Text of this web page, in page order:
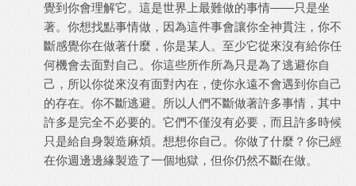
覺到你會理解它。這是世界上最難做的事情——只是坐
著。你想找點事情做，因為這件事會讓你全神貫注，你不
斷感覺你在做著什麼，你是某人。至少它從來沒有給你任
何機會去面對自己。你這些所作所為只是為了逃避你自
己，所以你從來沒有面對內在，使你永遠不會遇到你自己
的存在。你不斷逃避。所以人們不斷做著許多事情，其中
許多是完全不必要的。它們不僅沒有必要，而且許多時候
只是給自身製造麻煩。想想你自己。你做了什麼？你已經
在你週邊邊緣製造了一個地獄，但你仍然不斷在做。